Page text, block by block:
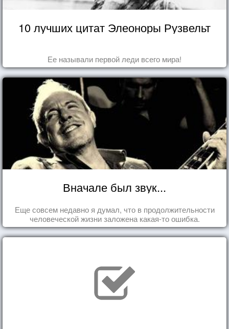
10 лучших цитат Элеоноры Рузвельт
Ее называли первой леди всего мира!
Вначале был звук...
Еще совсем недавно я думал, что в продолжительности
человеческой жизни заложена какая-то ошибка.